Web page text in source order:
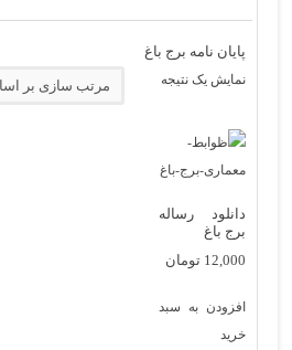
پایان نامه برج باغ
نمایش یک نتیجه
دانلود رساله
برج باغ
12,000 تومان
افزودن به سبد
خرید